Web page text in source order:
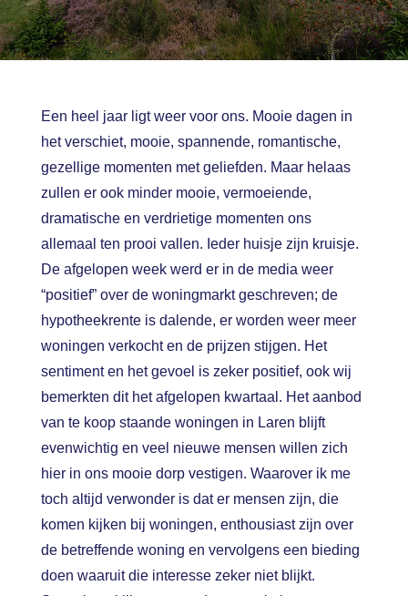
Een heel jaar ligt weer voor ons. Mooie dagen in
het verschiet, mooie, spannende, romantische,
gezellige momenten met geliefden. Maar helaas
zullen er ook minder mooie, vermoeiende,
dramatische en verdrietige momenten ons
allemaal ten prooi vallen. Ieder huisje zijn kruisje.
De afgelopen week werd er in de media weer
“positief” over de woningmarkt geschreven; de
hypotheekrente is dalende, er worden weer meer
woningen verkocht en de prijzen stijgen. Het
sentiment en het gevoel is zeker positief, ook wij
bemerkten dit het afgelopen kwartaal. Het aanbod
van te koop staande woningen in Laren blijft
evenwichtig en veel nieuwe mensen willen zich
hier in ons mooie dorp vestigen. Waarover ik me
toch altijd verwonder is dat er mensen zijn, die
komen kijken bij woningen, enthousiast zijn over
de betreffende woning en vervolgens een bieding
doen waaruit die interesse zeker niet blijkt.